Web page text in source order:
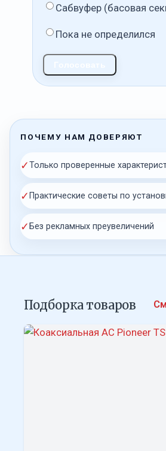
Сабвуфер (басовая
Пока не определился
ПОЧЕМУ НАМ ДОВЕРЯЮТ
✓Только проверенные
✓Практические советы по
✓Без рекламных преувеличений
Подборка товаров